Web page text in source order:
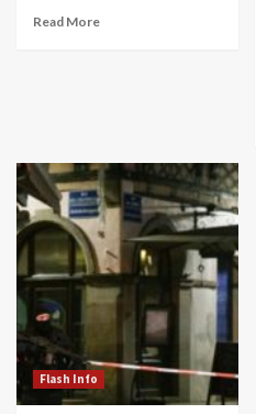
Read More
Flash Info